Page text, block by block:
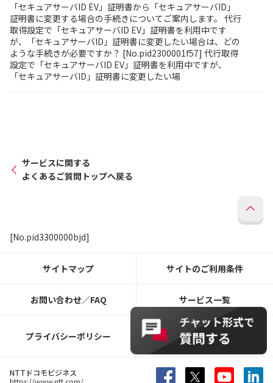
「セキュアサーバID EV」証明書から「セキュアサーバID」
証明書に変更する場合の手続きについてご案内します。 代行
取得設定で「セキュアサーバID EV」証明書を利用中です
が、「セキュアサーバID」証明書に変更したい場合は、どの
ような手続きが必要ですか？ [No.pid2300001f57] 代行取得
設定で「セキュアサーバID EV」証明書を利用中ですが、
「セキュアサーバID」証明書に変更したい場
サービスに関する
よくあるご質問トップへ戻る
[No.pid3300000bjd]
サイトマップ サイトのご利用条件
お問い合わせ／FAQ サービス一覧
プライバシーポリシー
ウェブアクセシビリティ
ポリシー
NTTドコモビジネス